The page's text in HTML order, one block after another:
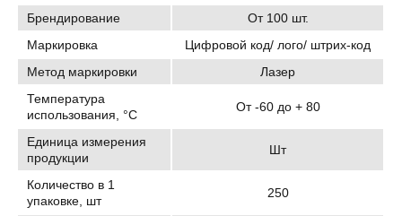
Брендирование
От 100 шт.
Маркировка
Цифровой код/ лого/ штрих-код
Метод маркировки
Лазер
Температура
использования, °C
От -60 до + 80
Единица измерения
продукции
Шт
Количество в 1
упаковке, шт
250